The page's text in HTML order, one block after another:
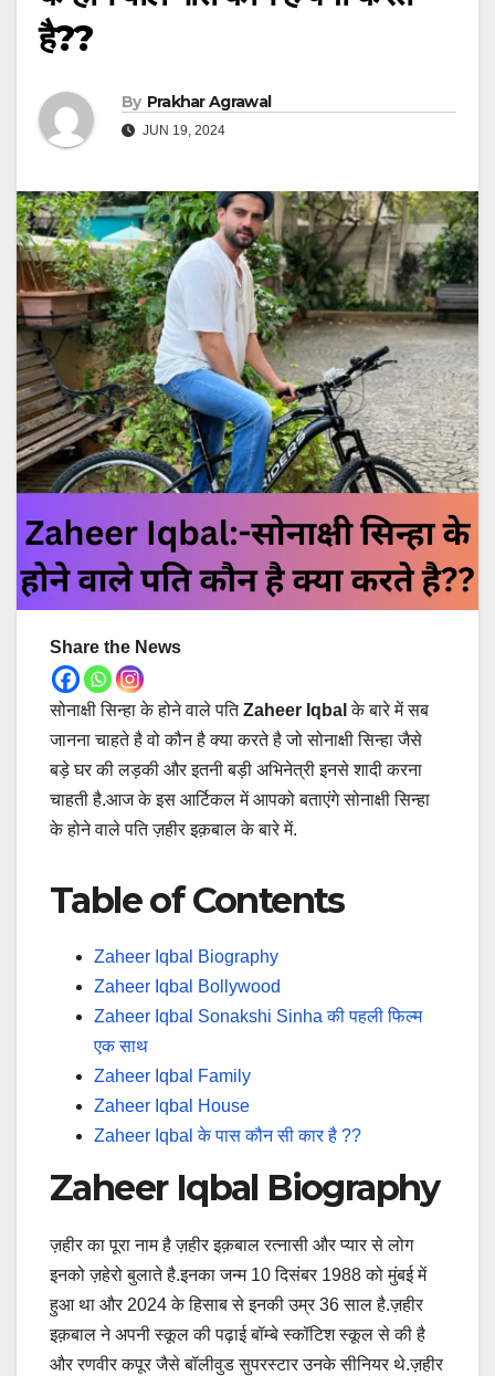
है??
By Prakhar Agrawal
JUN 19, 2024
Share the News
सोनाक्षी सिन्हा के होने वाले पतिZaheer Iqbal के बारे में सब
जानना चाहते है वो कौन है क्या करते है जो सोनाक्षी सिन्हा जैसे
बड़े घर की लड़की और इतनी बड़ी अभिनेत्री इनसे शादी करना
चाहती है.आज के इस आर्टिकल में आपको बताएंगे सोनाक्षी सिन्हा
के होने वाले पति ज़हीर इक़बाल के बारे में.
Table of Contents
Zaheer Iqbal Biography
Zaheer Iqbal Bollywood
Zaheer Iqbal Sonakshi Sinha की पहली फिल्म
एक साथ
Zaheer Iqbal Family
Zaheer Iqbal House
Zaheer Iqbal के पास कौन सी कार है ??
Zaheer Iqbal Biography
ज़हीर का पूरा नाम है ज़हीर इक़बाल रत्नासी और प्यार से लोग
इनको ज़हेरो बुलाते है.इनका जन्म 10 दिसंबर 1988 को मुंबई में
हुआ था और 2024 के हिसाब से इनकी उम्र 36 साल है.ज़हीर
इक़बाल ने अपनी स्कूल की पढ़ाई बॉम्बे स्कॉटिश स्कूल से की है
और रणवीर कपूर जैसे बॉलीवुड सुपरस्टार उनके सीनियर थे.ज़हीर